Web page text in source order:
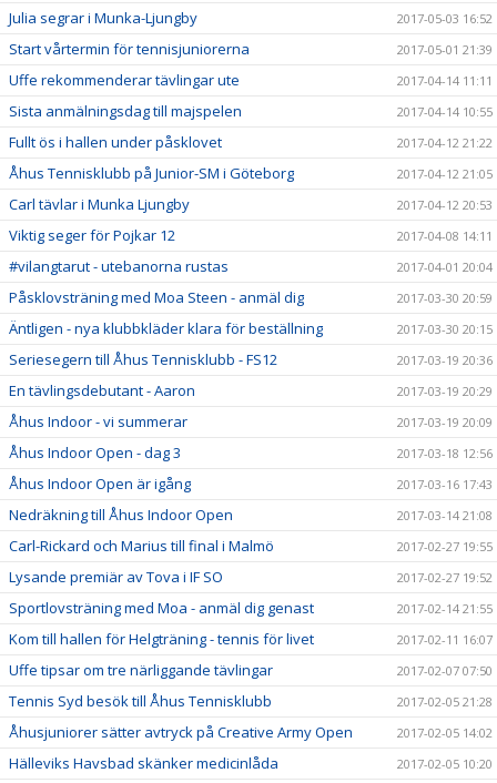
Julia segrar i Munka-Ljungby 2017-05-03 16:52
Start vårtermin för tennisjuniorerna 2017-05-01 21:39
Uffe rekommenderar tävlingar ute 2017-04-14 11:11
Sista anmälningsdag till majspelen 2017-04-14 10:55
Fullt ös i hallen under påsklovet 2017-04-12 21:22
Åhus Tennisklubb på Junior-SM i Göteborg 2017-04-12 21:05
Carl tävlar i Munka Ljungby 2017-04-12 20:53
Viktig seger för Pojkar 12 2017-04-08 14:11
#vilangtarut - utebanorna rustas 2017-04-01 20:04
Påsklovsträning med Moa Steen - anmäl dig 2017-03-30 20:59
Äntligen - nya klubbkläder klara för beställning 2017-03-30 20:15
Seriesegern till Åhus Tennisklubb - FS12 2017-03-19 20:36
En tävlingsdebutant - Aaron 2017-03-19 20:29
Åhus Indoor - vi summerar 2017-03-19 20:09
Åhus Indoor Open - dag 3 2017-03-18 12:56
Åhus Indoor Open är igång 2017-03-16 17:43
Nedräkning till Åhus Indoor Open 2017-03-14 21:08
Carl-Rickard och Marius till final i Malmö 2017-02-27 19:55
Lysande premiär av Tova i IF SO 2017-02-27 19:52
Sportlovsträning med Moa - anmäl dig genast 2017-02-14 21:55
Kom till hallen för Helgträning - tennis för livet 2017-02-11 16:07
Uffe tipsar om tre närliggande tävlingar 2017-02-07 07:50
Tennis Syd besök till Åhus Tennisklubb 2017-02-05 21:28
Åhusjuniorer sätter avtryck på Creative Army Open 2017-02-05 14:02
Hälleviks Havsbad skänker medicinlåda 2017-02-05 10:20